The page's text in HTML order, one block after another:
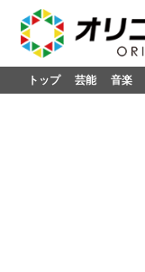
トップ 芸能 音楽